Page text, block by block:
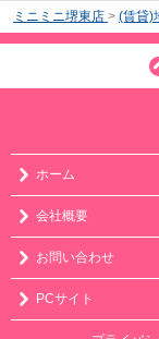
ミニミニ堺東店 > (賃貸)
ホーム
会社概要
お問い合わせ
PCサイト